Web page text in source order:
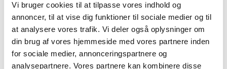
Vi bruger cookies til at tilpasse vores indhold og
annoncer, til at vise dig funktioner til sociale medier og til
at analysere vores trafik. Vi deler også oplysninger om
din brug af vores hjemmeside med vores partnere inden
for sociale medier, annonceringspartnere og
analysepartnere. Vores partnere kan kombinere disse
YDERLIGERE INFORMATION
STØRRELSE 70×100 cm, 90×120 cm